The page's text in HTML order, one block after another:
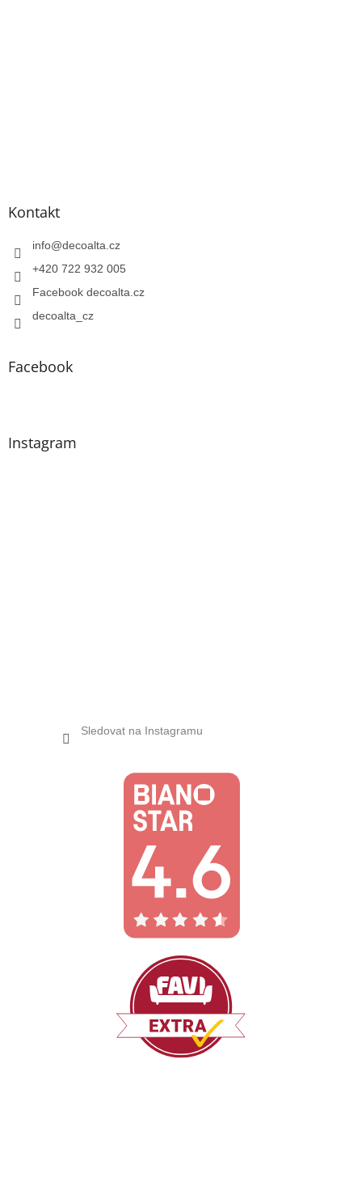
Kontakt
info@decoalta.cz
+420 722 932 005
Facebook decoalta.cz
decoalta_cz
Facebook
Instagram
Sledovat na Instagramu